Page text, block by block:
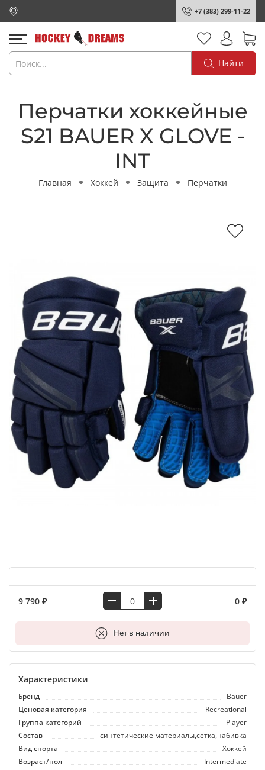
+7 (383) 299-11-22
Найти
Перчатки хоккейные
S21 BAUER X GLOVE -
INT
Главная Хоккей Защита Перчатки
9 790 ₽ 0 ₽
Нет в наличии
В корзину
Характеристики
Бренд
Bauer
Ценовая категория
Recreational
Группа категорий
Player
Состав
синтетические материалы,сетка,набивка
Вид спорта
Хоккей
Возраст/пол
Intermediate